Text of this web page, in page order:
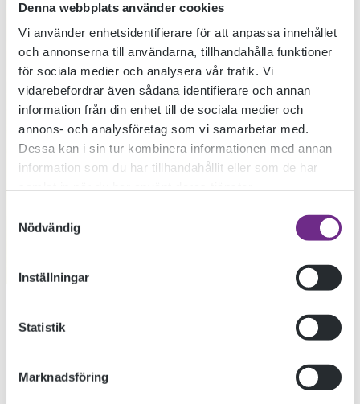
Denna webbplats använder cookies
Vi använder enhetsidentifierare för att anpassa innehållet
och annonserna till användarna, tillhandahålla funktioner
för sociala medier och analysera vår trafik. Vi
vidarebefordrar även sådana identifierare och annan
information från din enhet till de sociala medier och
annons- och analysföretag som vi samarbetar med.
Dessa kan i sin tur kombinera informationen med annan
information som du har tillhandahållit eller som de har
Nödvändig
Inställningar
Statistik
Marknadsföring
« TIDIGARE INLÄGG NYARE INLÄGG »